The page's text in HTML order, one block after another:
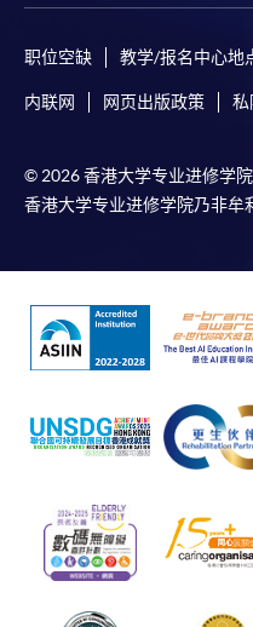
职位空缺 教学/报名中心地
内联网 网页出版政策 私
© 2026 香港大学专业进修学
香港大学专业进修学院乃非牟